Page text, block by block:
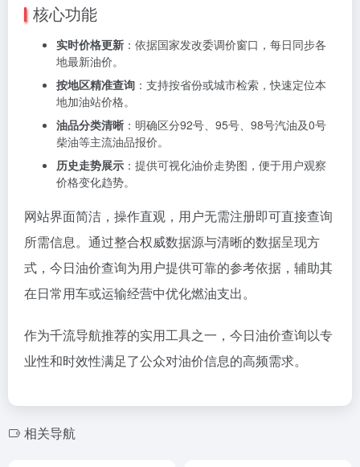
核心功能
实时价格更新 ：依据国家发改委调价窗口，每日同步各
地最新油价。
按地区精准查询 ：支持按省份或城市检索，快速定位本
地加油站价格。
油品分类清晰 ：明确区分92号、95号、98号汽油及0号
柴油等主流油品报价。
历史走势展示 ：提供可视化油价走势图，便于用户观察
价格变化趋势。
网站界面简洁，操作直观，用户无需注册即可直接查询
所需信息。通过整合权威数据源与清晰的数据呈现方
式，今日油价查询为用户提供可靠的参考依据，辅助其
在日常用车或运输经营中优化燃油支出。
作为千流导航推荐的实用工具之一，今日油价查询以专
业性和时效性满足了公众对油价信息的高频需求。
相关导航